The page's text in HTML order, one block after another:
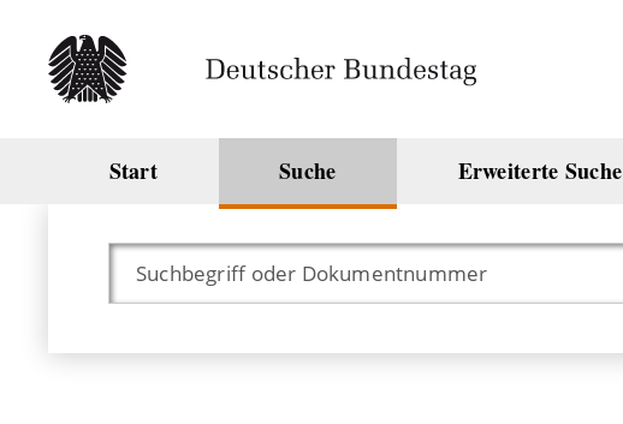
Start Suche Erweiterte Suche